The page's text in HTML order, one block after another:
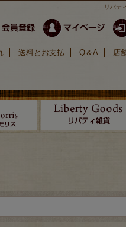
リバテ
送料とお支払 Q＆A 店